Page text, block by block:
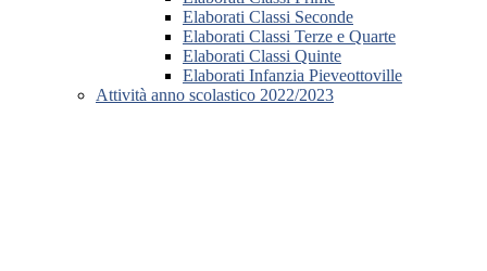
Elaborati Classi Seconde
Elaborati Classi Terze e Quarte
Elaborati Classi Quinte
Elaborati Infanzia Pieveottoville
Attività anno scolastico 2022/2023